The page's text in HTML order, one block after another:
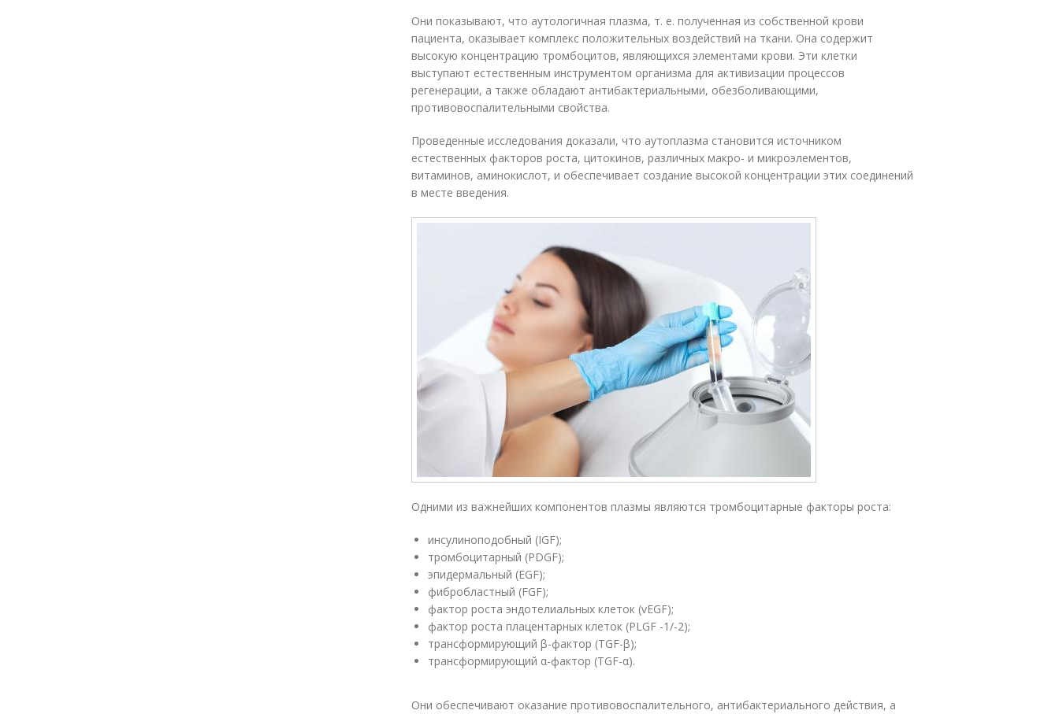
Они показывают, что аутологичная плазма, т. е. полученная из собственной крови
пациента, оказывает комплекс положительных воздействий на ткани. Она содержит
высокую концентрацию тромбоцитов, являющихся элементами крови. Эти клетки
выступают естественным инструментом организма для активизации процессов
регенерации, а также обладают антибактериальными, обезболивающими,
противовоспалительными свойства.
Проведенные исследования доказали, что аутоплазма становится источником
естественных факторов роста, цитокинов, различных макро- и микроэлементов,
витаминов, аминокислот, и обеспечивает создание высокой концентрации этих соединений
в месте введения.
Одними из важнейших компонентов плазмы являются тромбоцитарные факторы роста:
инсулиноподобный (IGF);
тромбоцитарный (PDGF);
эпидермальный (EGF);
фибробластный (FGF);
фактор роста эндотелиальных клеток (vEGF);
фактор роста плацентарных клеток (PLGF -1/-2);
трансформирующий β-фактор (TGF-β);
трансформирующий α-фактор (TGF-α).
Они обеспечивают оказание противовоспалительного, антибактериального действия, а